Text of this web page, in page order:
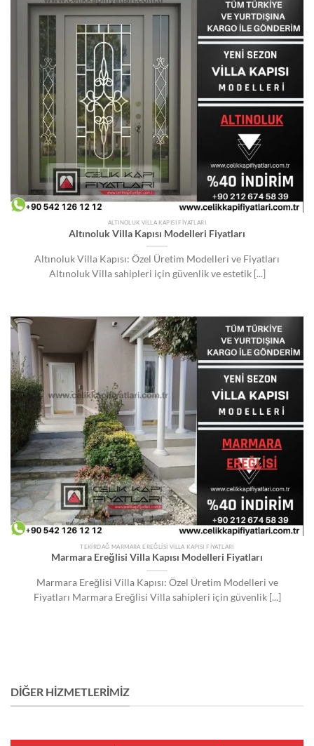
ALTINOLUK VILLA KAPISI FIYATLARI
Altınoluk Villa Kapısı Modelleri Fiyatları
Altınoluk Villa Kapısı: Özel Üretim Modelleri ve Fiyatları
Altınoluk Villa sahipleri için güvenlik ve estetik [...]
TEKIRDAĞ MARMARA EREĞLISI VILLA KAPISI FIYATLARI
Marmara Ereğlisi Villa Kapısı Modelleri Fiyatları
Marmara Ereğlisi Villa Kapısı: Özel Üretim Modelleri ve
Fiyatları Marmara Ereğlisi Villa sahipleri için güvenlik [...]
DIĞER HIZMETLERIMIZ